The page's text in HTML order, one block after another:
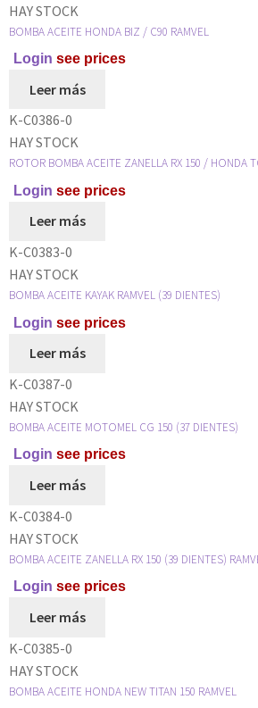
HAY STOCK
BOMBA ACEITE HONDA BIZ / C90 RAMVEL
Login see prices
Leer más
K-C0386-0
HAY STOCK
ROTOR BOMBA ACEITE ZANELLA RX 150 / HONDA
Login see prices
Leer más
K-C0383-0
HAY STOCK
BOMBA ACEITE KAYAK RAMVEL (39 DIENTES)
Login see prices
Leer más
K-C0387-0
HAY STOCK
BOMBA ACEITE MOTOMEL CG 150 (37 DIENTES)
Login see prices
Leer más
K-C0384-0
HAY STOCK
BOMBA ACEITE ZANELLA RX 150 (39 DIENTES)
Login see prices
Leer más
K-C0385-0
HAY STOCK
BOMBA ACEITE HONDA NEW TITAN 150 RAMVEL